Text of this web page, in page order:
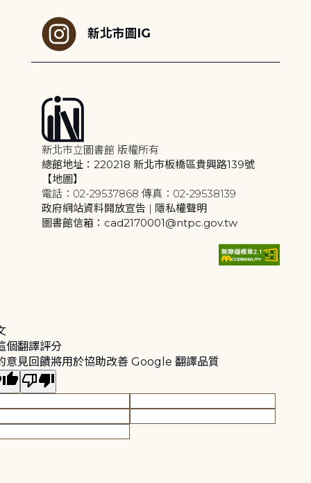
新北市圖IG
新北市立圖書館 版權所有
總館地址：220218 新北市板橋區貴興路139號
【地圖】
電話：02-29537868 傳真：02-29538139
政府網站資料開放宣告 | 隱私權聲明
圖書館信箱：cad2170001@ntpc.gov.tw
個翻譯評分
意見回饋將用於協助改善 Google 翻譯品質